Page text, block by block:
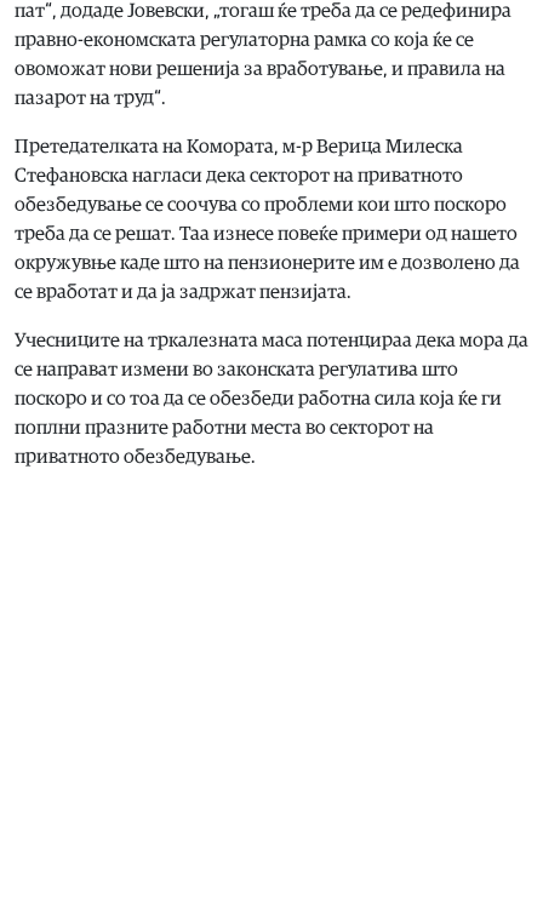
пат“, додаде Јовевски, „тогаш ќе треба да се редефинира
правно-економската регулаторна рамка со која ќе се
овоможат нови решенија за вработување, и правила на
пазарот на труд“.
Претедателката на Комората, м-р Верица Милеска
Стефановска нагласи дека секторот на приватното
обезбедување се соочува со проблеми кои што поскоро
треба да се решат. Таа изнесе повеќе примери од нашето
окружувње каде што на пензионерите им е дозволено да
се вработат и да ја задржат пензијата.
Учесниците на тркалезната маса потенцираа дека мора да
се направат измени во законската регулатива што
поскоро и со тоа да се обезбеди работна сила која ќе ги
поплни празните работни места во секторот на
приватното обезбедување.